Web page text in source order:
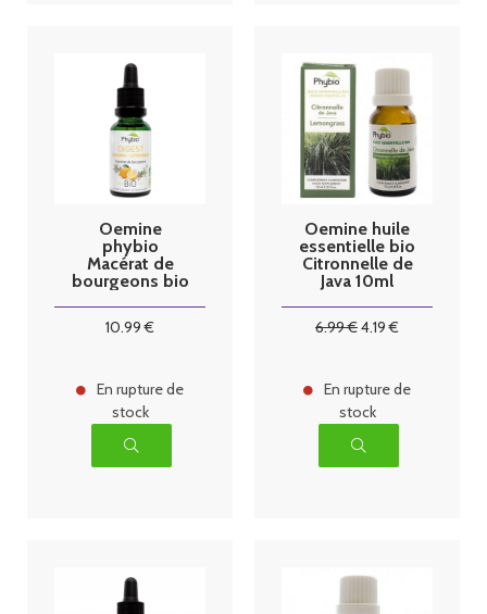
Oemine
phybio
Macérat de
bourgeons bio
10.99 €
En rupture de
stock
Oemine huile
essentielle bio
Citronnelle de
Java 10ml
6.99€4.19 €
En rupture de
stock